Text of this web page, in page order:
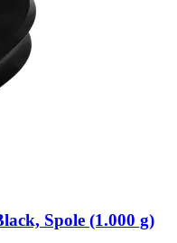
Spole (1.000 g)